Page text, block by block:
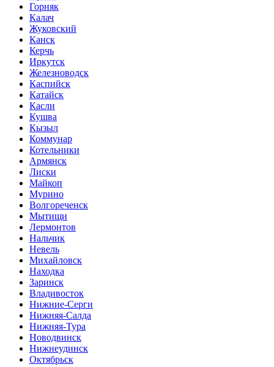
Горняк
Калач
Жуковский
Канск
Керчь
Иркутск
Железноводск
Каспийск
Катайск
Касли
Кушва
Кызыл
Коммунар
Котельники
Армянск
Лиски
Майкоп
Мурино
Волгореченск
Мытищи
Лермонтов
Нальчик
Невель
Михайловск
Находка
Заринск
Владивосток
Нижние-Серги
Нижняя-Салда
Нижняя-Тура
Новодвинск
Нижнеудинск
Октябрьск